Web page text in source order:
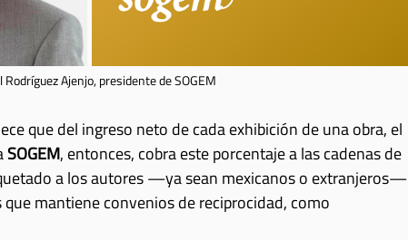
Rodríguez Ajenjo, presidente de SOGEM
que del ingreso neto de cada exhibición de una obra, el
SOGEM, entonces, cobra este porcentaje a las cadenas de
a los autores —ya sean mexicanos o extranjeros—
mantiene convenios de reciprocidad, como